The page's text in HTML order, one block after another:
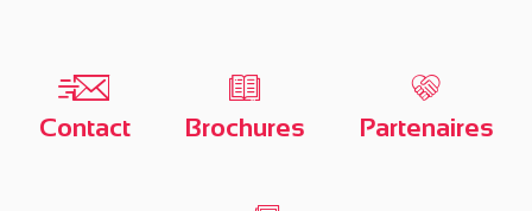
Contact Brochures Partenaires